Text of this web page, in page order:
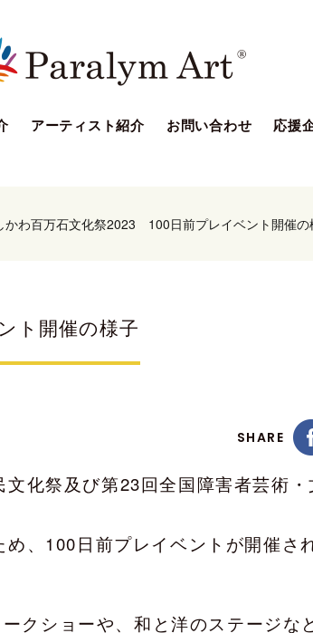
アーティスト紹介 お問い合わせ 応援
かわ百万石文化祭2023 100日前プレイベント開催の
ト開催の様子
SHARE
化祭及び第23回全国障害者芸術
め、100日前プレイベントが開催さ
クショーや、和と洋のステージな